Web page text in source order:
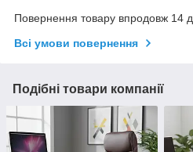
Повернення товару впродовж 14
Всі умови повернення
Подібні товари компанії